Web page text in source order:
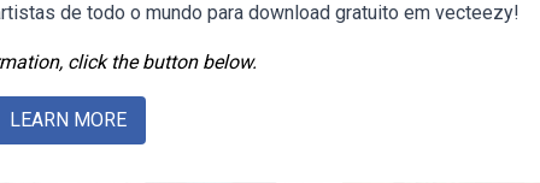
de todo o mundo para download gratuito em vecteezy!
click the button below.
LEARN MORE